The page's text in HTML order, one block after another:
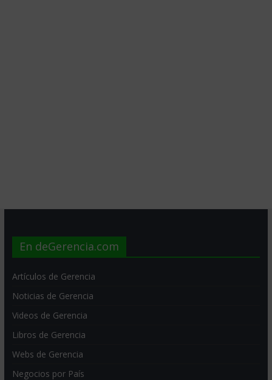
En deGerencia.com
Artículos de Gerencia
Noticias de Gerencia
Videos de Gerencia
Libros de Gerencia
Webs de Gerencia
Negocios por País